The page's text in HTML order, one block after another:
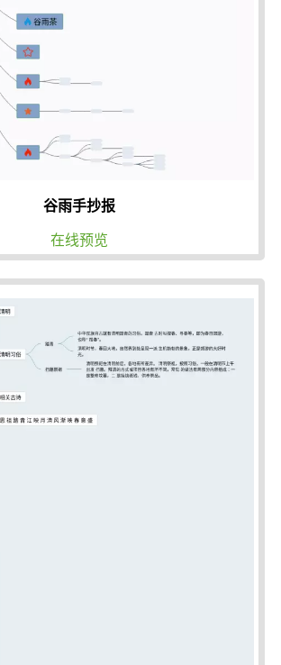
谷雨手抄报
在线预览